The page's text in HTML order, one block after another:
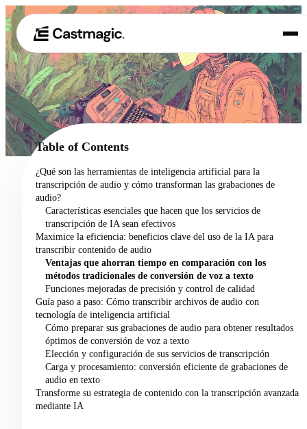
01 Producto
02 Casos de uso
Precios
Acerca de nosotros
Table of Contents
¿Qué son las herramientas de inteligencia artificial para la
transcripción de audio y cómo transforman las grabaciones de
audio?
Características esenciales que hacen que los servicios de
transcripción de IA sean efectivos
Maximice la eficiencia: beneficios clave del uso de la IA para
transcribir contenido de audio
Ventajas que ahorran tiempo en comparación con los
métodos tradicionales de conversión de voz a texto
Funciones mejoradas de precisión y control de calidad
Guía paso a paso: Cómo transcribir archivos de audio con
tecnología de inteligencia artificial
Cómo preparar sus grabaciones de audio para obtener resultados
óptimos de conversión de voz a texto
Elección y configuración de sus servicios de transcripción
Carga y procesamiento: conversión eficiente de grabaciones de
audio en texto
Transforme su estrategia de contenido con la transcripción avanzada
mediante IA